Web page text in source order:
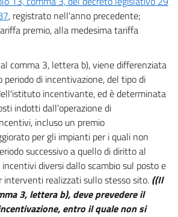
, registrato nell'anno precedente;
premio, alla medesima tariffa
comma 3, lettera b), viene differenziata
periodo di incentivazione, del tipo di
incentivante, ed è determinata
indotti dall'operazione di
incluso un premio
per gli impianti per i quali non
successivo a quello di diritto al
diversi dallo scambio sul posto e
interventi realizzati sullo stesso sito. ((Il
3, lettera b), deve prevedere il
entro il quale non si